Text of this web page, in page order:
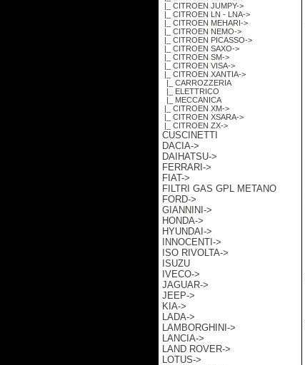
|_ CITROEN JUMPY->
|_ CITROEN LN - LNA->
|_ CITROEN MEHARI->
|_ CITROEN NEMO->
|_ CITROEN PICASSO->
|_ CITROEN SAXO->
|_ CITROEN SM->
|_ CITROEN VISA->
|_ CITROEN XANTIA->
|_ CARROZZERIA
|_ ELETTRICO
|_ MECCANICA
|_ CITROEN XM->
|_ CITROEN XSARA->
|_ CITROEN ZX->
CUSCINETTI
DACIA->
DAIHATSU->
FERRARI->
FIAT->
FILTRI GAS GPL METANO
FORD->
GIANNINI->
HONDA->
HYUNDAI->
INNOCENTI->
ISO RIVOLTA->
ISUZU
IVECO->
JAGUAR->
JEEP->
KIA->
LADA->
LAMBORGHINI->
LANCIA->
LAND ROVER->
LOTUS->